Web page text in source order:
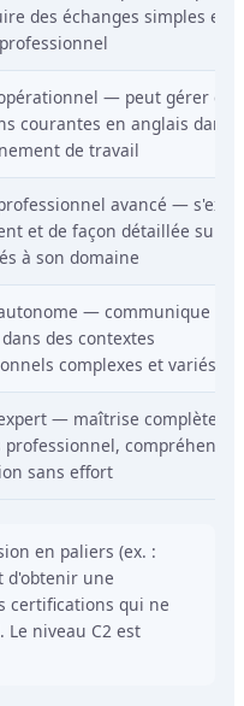
des échanges simples en
— peut gérer des
courantes en anglais dans
de travail
avancé —
et de façon détaillée sur
à son domaine
— communique
des contextes
complexes et variés
— maîtrise complète de
professionnel,
sans effort
en paliers (ex. :
d'obtenir une
certifications qui ne
niveau C2 est